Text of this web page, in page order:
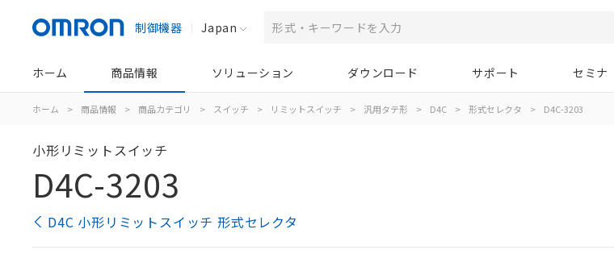
制御機器 Japan
ホーム 商品情報 ソリューション ダウンロード サポート セミナ
ホーム > 商品情報 > 商品カテゴリ > スイッチ > リミットスイッチ > 汎用タテ形 > D4C > 形式セレクタ > D4C-3203
小形リミットスイッチ
D4C-3203
D4C 小形リミットスイッチ 形式セレクタ